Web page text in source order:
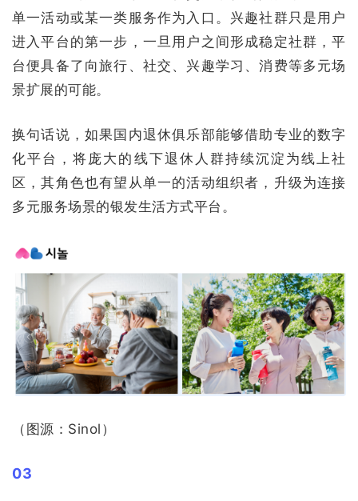
单一活动或某一类服务作为入口。兴趣社群只是用户
进入平台的第一步，一旦用户之间形成稳定社群，平
台便具备了向旅行、社交、兴趣学习、消费等多元场
景扩展的可能。
换句话说，如果国内退休俱乐部能够借助专业的数字
化平台，将庞大的线下退休人群持续沉淀为线上社
区，其角色也有望从单一的活动组织者，升级为连接
多元服务场景的银发生活方式平台。
（图源：Sinol）
03